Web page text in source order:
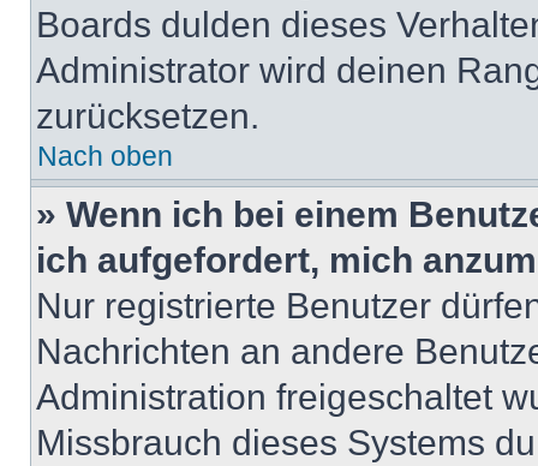
Boards dulden dieses
Administrator wird deinen
zurücksetzen.
Nach oben
» Wenn ich bei einem
ich aufgefordert, mich
Nur registrierte Benutzer
Nachrichten an andere
Administration freigeschaltet
Missbrauch dieses Systems